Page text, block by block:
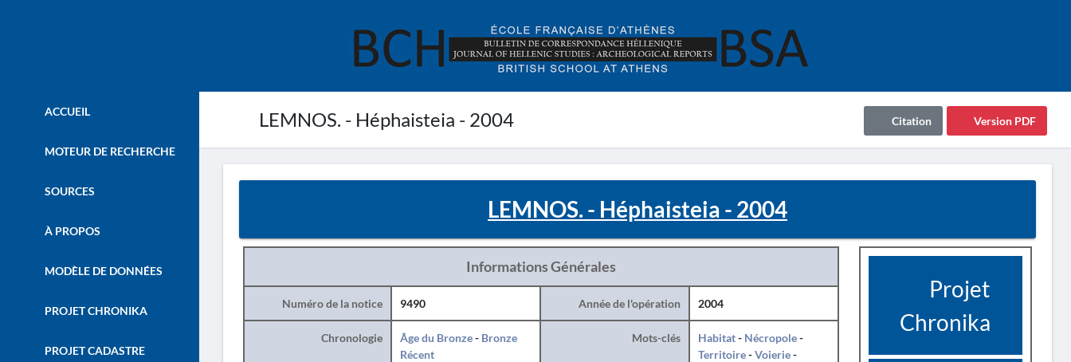
LEMNOS. - Héphaisteia - 2004 Version PDF
Citation
ACCUEIL
MOTEUR DE RECHERCHE
SOURCES
À PROPOS
MODÈLE DE DONNÉES
PROJET CHRONIKA
PROJET CADASTRE
LEMNOS. - Héphaisteia - 2004
Informations Générales
Numéro de la notice 9490 Année de l'opération 2004
Chronologie Âge du Bronze- Bronze
Récent
Mots-clés Habitat- Nécropole-
Territoire-Voierie-
Projet
Chronika